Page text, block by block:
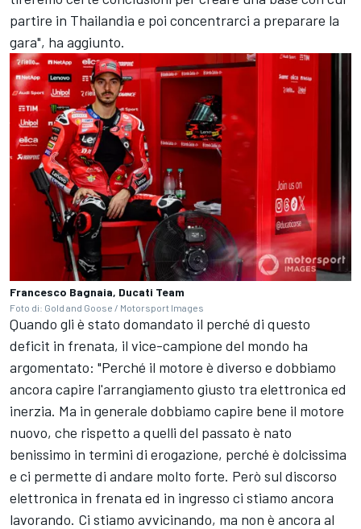
partire in Thailandia e poi concentrarci a preparare la
gara", ha aggiunto.
Francesco Bagnaia, Ducati Team
Foto di: Gold and Goose / Motorsport Images
Quando gli è stato domandato il perché di questo
deficit in frenata, il vice-campione del mondo ha
argomentato: "Perché il motore è diverso e dobbiamo
ancora capire l'arrangiamento giusto tra elettronica ed
inerzia. Ma in generale dobbiamo capire bene il motore
nuovo, che rispetto a quelli del passato è nato
benissimo in termini di erogazione, perché è dolcissima
e ci permette di andare molto forte. Però sul discorso
elettronica in frenata ed in ingresso ci stiamo ancora
lavorando. Ci stiamo avvicinando, ma non è ancora al